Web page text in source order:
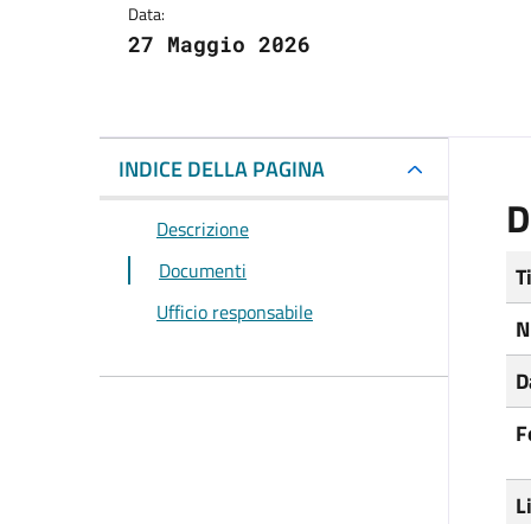
Data:
27 Maggio 2026
INDICE DELLA PAGINA
Descrizione
Documenti
Ufficio responsabile